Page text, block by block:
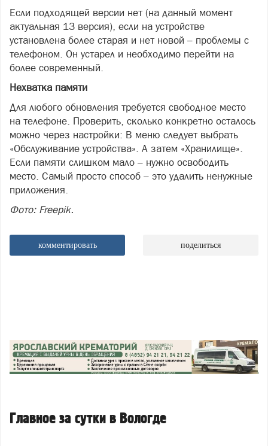
Если подходящей версии нет (на данный момент
актуальная 13 версия), если на устройстве
установлена более старая и нет новой – проблемы с
телефоном. Он устарел и необходимо перейти на
более современный.
Нехватка памяти
Для любого обновления требуется свободное место
на телефоне. Проверить, сколько конкретно осталось
можно через настройки: В меню следует выбрать
«Обслуживание устройства». А затем «Хранилище».
Если памяти слишком мало – нужно освободить
место. Самый просто способ – это удалить ненужные
приложения.
Фото: Freepik.
комментировать поделиться
Главное за сутки в Вологде